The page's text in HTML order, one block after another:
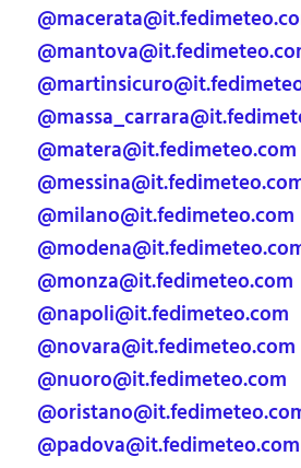
@matera@it.fedimeteo.com
@milano@it.fedimeteo.com
@monza@it.fedimeteo.com
@napoli@it.fedimeteo.com
@novara@it.fedimeteo.com
@nuoro@it.fedimeteo.com
@padova@it.fedimeteo.com